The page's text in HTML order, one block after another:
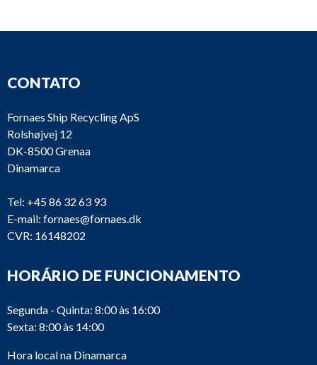
CONTATO
Fornaes Ship Recycling ApS
Rolshøjvej 12
DK-8500 Grenaa
Dinamarca
Tel: +45 86 32 63 93
E-mail: fornaes@fornaes.dk
CVR: 16148202
HORÁRIO DE FUNCIONAMENTO
Segunda - Quinta: 8:00 às 16:00
Sexta: 8:00 às 14:00
Hora local na Dinamarca